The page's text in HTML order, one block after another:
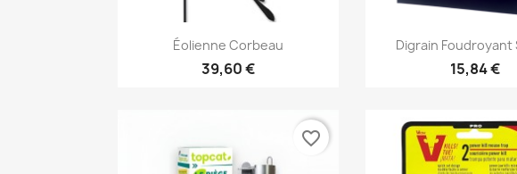
Aperçu rapide
Éolienne Corbeau
39,60 €
Aperçu
Digrain Foudroyant
15,84 €
favorite_border